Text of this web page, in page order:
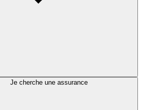
Je cherche une assurance